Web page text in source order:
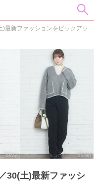
)最新ファッションをピックアッ
30(土)最新ファッシ